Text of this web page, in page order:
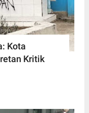
Kota
Kritik